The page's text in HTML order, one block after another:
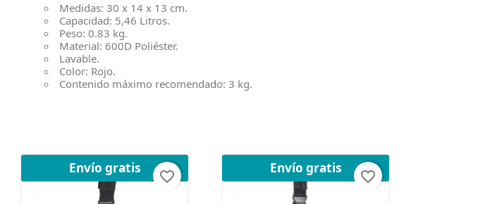
Medidas: 30 x 14 x 13 cm.
Capacidad: 5,46 Litros.
Peso: 0.83 kg.
Material: 600D Poliéster.
Lavable.
Color: Rojo.
Contenido máximo recomendado: 3 kg.
Envío gratis
favorite_border
Envío gratis
favorite_border